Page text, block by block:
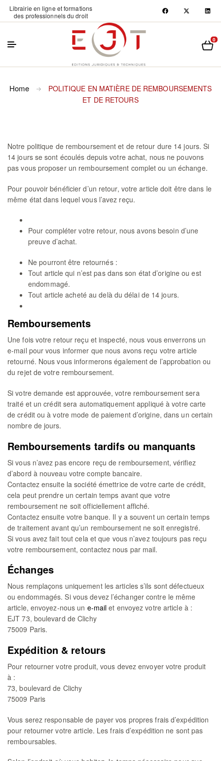
Librairie en ligne et formations
des professionnels du droit
0
Home
POLITIQUE EN MATIÈRE DE REMBOURSEMENTS
ET DE RETOURS
Notre politique de remboursement et de retour dure 14 jours. Si
14 jours se sont écoulés depuis votre achat, nous ne pouvons
pas vous proposer un remboursement complet ou un échange.
Pour pouvoir bénéficier d’un retour, votre article doit être dans le
même état dans lequel vous l’avez reçu.
Pour compléter votre retour, nous avons besoin d’une
preuve d’achat.
Ne pourront être retournés :
Tout article qui n’est pas dans son état d’origine ou est
endommagé.
Tout article acheté au delà du délai de 14 jours.
Remboursements
Une fois votre retour reçu et inspecté, nous vous enverrons un
e-mail pour vous informer que nous avons reçu votre article
retourné. Nous vous informerons également de l’approbation ou
du rejet de votre remboursement.
Si votre demande est approuvée, votre remboursement sera
traité et un crédit sera automatiquement appliqué à votre carte
de crédit ou à votre mode de paiement d’origine, dans un certain
nombre de jours.
Remboursements tardifs ou manquants
Si vous n’avez pas encore reçu de remboursement, vérifiez
d’abord à nouveau votre compte bancaire.
Contactez ensuite la société émettrice de votre carte de crédit,
cela peut prendre un certain temps avant que votre
remboursement ne soit officiellement affiché.
Contactez ensuite votre banque. Il y a souvent un certain temps
de traitement avant qu’un remboursement ne soit enregistré.
Si vous avez fait tout cela et que vous n’avez toujours pas reçu
votre remboursement, contactez nous par mail.
Échanges
Nous remplaçons uniquement les articles s’ils sont défectueux
ou endommagés. Si vous devez l’échanger contre le même
article, envoyez-nous un e-mailet envoyez votre article à :
EJT 73, boulevard de Clichy
75009 Paris.
Expédition & retours
Pour retourner votre produit, vous devez envoyer votre produit
à :
73, boulevard de Clichy
75009 Paris
Vous serez responsable de payer vos propres frais d’expédition
pour retourner votre article. Les frais d’expédition ne sont pas
remboursables.